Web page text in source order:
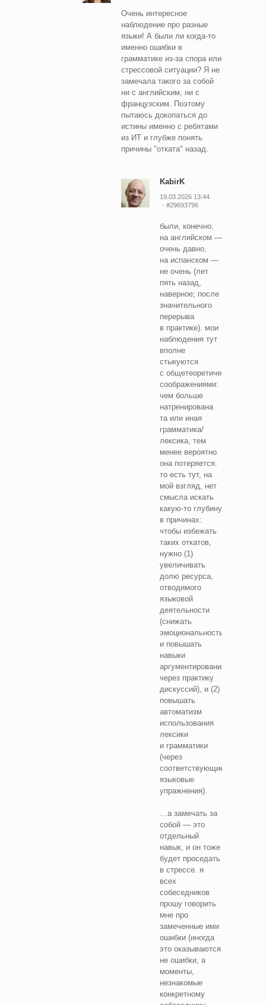
Очень интересное
наблюдение про разные
языки! А были ли когда-то
именно ошибки в
грамматике из-за спора или
стрессовой ситуации? Я не
замечала такого за собой
ни с английским, ни с
французским. Поэтому
пытаюсь докопаться до
истины именно с ребятами
из ИТ и глубже понять
причины "отката" назад.
KabirK
19.03.2026 13:44
#29693796
были, конечно.
на английском —
очень давно,
на испанском —
не очень (лет
пять назад,
наверное; после
значительного
перерыва
в практике). мои
наблюдения тут
вполне
стыкуются
с общетеоретическими
соображениями:
чем больше
натренирована
та или иная
грамматика/
лексика, тем
менее вероятно
она потеряется.
то есть тут, на
мой взгляд, нет
смысла искать
какую-то глубину
в причинах:
чтобы избежать
таких откатов,
нужно (1)
увеличивать
долю ресурса,
отводимого
языковой
деятельности
(снижать
эмоциональность
и повышать
навыки
аргументирования
через практику
дискуссий), и (2)
повышать
автоматизм
использования
лексики
и грамматики
(через
соответствующие
языковые
упражнения).
…а замечать за
собой — это
отдельный
навык, и он тоже
будет проседать
в стрессе. я
всех
собеседников
прошу говорить
мне про
замеченные ими
ошибки (иногда
это оказываются
не ошибки, а
моменты,
незнакомые
конкретному